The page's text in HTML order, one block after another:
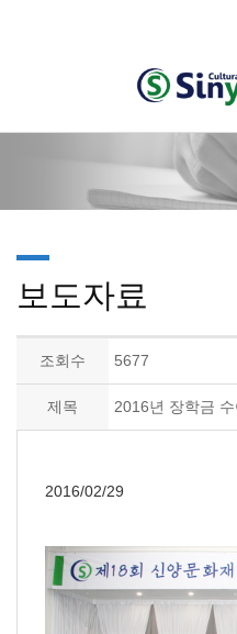
보도자료
조회수 5677
제목 2016년 장학금
2016/02/29